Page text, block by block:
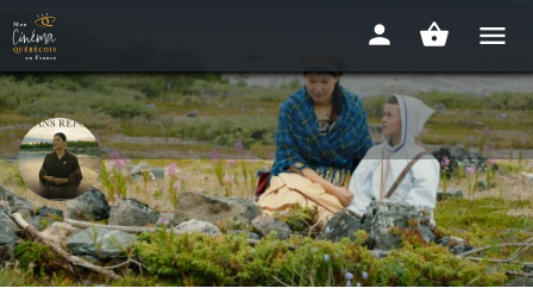
La rivière sans repos
2019 - 1h39